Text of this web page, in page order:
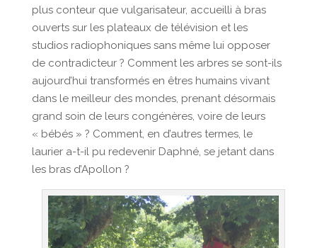
plus conteur que vulgarisateur, accueilli à bras
ouverts sur les plateaux de télévision et les
studios radiophoniques sans même lui opposer
de contradicteur ? Comment les arbres se sont-ils
aujourd’hui transformés en êtres humains vivant
dans le meilleur des mondes, prenant désormais
grand soin de leurs congénères, voire de leurs
« bébés » ? Comment, en d’autres termes, le
laurier a-t-il pu redevenir Daphné, se jetant dans
les bras d’Apollon ?